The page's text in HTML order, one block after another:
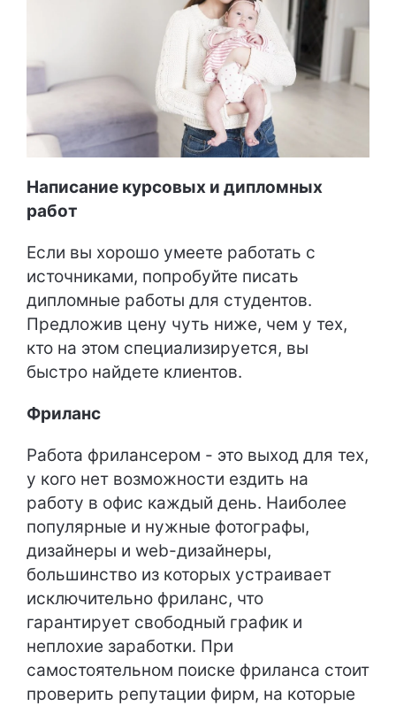
Написание курсовых и дипломных
работ
Если вы хорошо умеете работать с
источниками, попробуйте писать
дипломные работы для студентов.
Предложив цену чуть ниже, чем у тех,
кто на этом специализируется, вы
быстро найдете клиентов.
Фриланс
Работа фрилансером - это выход для тех,
у кого нет возможности ездить на
работу в офис каждый день. Наиболее
популярные и нужные фотографы,
дизайнеры и web-дизайнеры,
большинство из которых устраивает
исключительно фриланс, что
гарантирует свободный график и
неплохие заработки. При
самостоятельном поиске фриланса стоит
проверить репутации фирм, на которые